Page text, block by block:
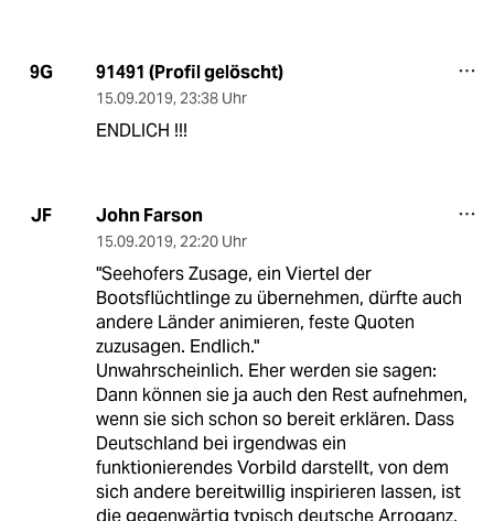
9G 91491 (Profil gelöscht)
15.09.2019, 23:38 Uhr
ENDLICH !!!
JF John Farson
15.09.2019, 22:20 Uhr
"Seehofers Zusage, ein Viertel der
Bootsflüchtlinge zu übernehmen, dürfte auch
andere Länder animieren, feste Quoten
zuzusagen. Endlich."
Unwahrscheinlich. Eher werden sie sagen:
Dann können sie ja auch den Rest aufnehmen,
wenn sie sich schon so bereit erklären. Dass
Deutschland bei irgendwas ein
funktionierendes Vorbild darstellt, von dem
sich andere bereitwillig inspirieren lassen, ist
die gegenwärtig typisch deutsche Arroganz,